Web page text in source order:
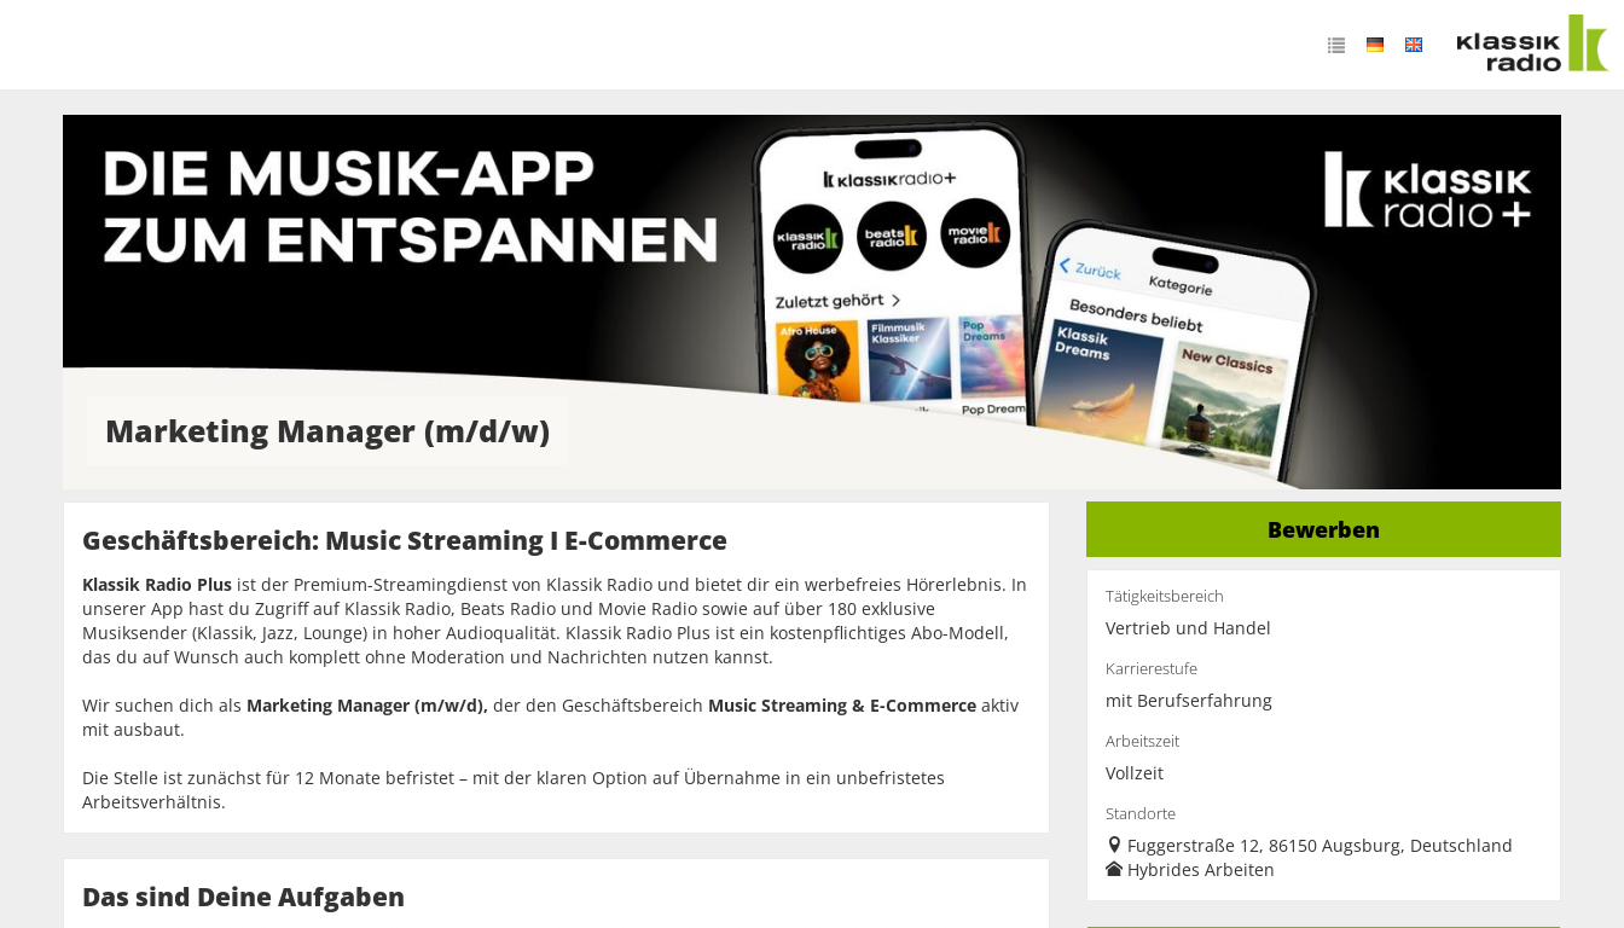
Marketing Manager (m/d/w)
Geschäftsbereich: Music Streaming I E-Commerce
Klassik Radio Plus ist der Premium-Streamingdienst von Klassik Radio und bietet dir ein werbefreies Hörerlebnis. In
unserer App hast du Zugriff auf Klassik Radio, Beats Radio und Movie Radio sowie auf über 180 exklusive
Musiksender (Klassik, Jazz, Lounge) in hoher Audioqualität. Klassik Radio Plus ist ein kostenpflichtiges Abo-Modell,
das du auf Wunsch auch komplett ohne Moderation und Nachrichten nutzen kannst.
Wir suchen dich als Marketing Manager (m/w/d), der den Geschäftsbereich Music Streaming & E-Commerce aktiv
mit ausbaut.
Die Stelle ist zunächst für 12 Monate befristet – mit der klaren Option auf Übernahme in ein unbefristetes
Arbeitsverhältnis.
Das sind Deine Aufgaben
Bewerben
Tätigkeitsbereich
Vertrieb und Handel
Karrierestufe
mit Berufserfahrung
Arbeitszeit
Vollzeit
Standorte
Fuggerstraße 12, 86150 Augsburg, Deutschland
Hybrides Arbeiten